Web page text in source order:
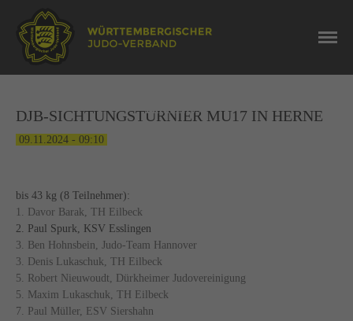
ERGEBNISSE
DJB-SICHTUNGSTURNIER MU17 IN HERNE
09.11.2024 - 09:10
bis 43 kg (8 Teilnehmer):
1. Davor Barak, TH Eilbeck
2. Paul Spurk, KSV Esslingen
3. Ben Hohnsbein, Judo-Team Hannover
3. Denis Lukaschuk, TH Eilbeck
5. Robert Nieuwoudt, Dürkheimer Judovereinigung
5. Maxim Lukaschuk, TH Eilbeck
7. Paul Müller, ESV Siershahn